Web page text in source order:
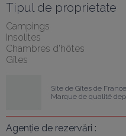
Tipul de proprietate
Campings
Insolites
Chambres d'hôtes
Gîtes
Site de Gîtes de
Marque de qualité
Agenție de rezervări :